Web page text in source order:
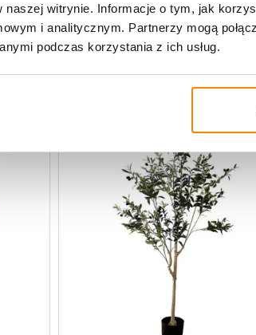
naszej witrynie. Informacje o tym, jak
i analitycznym. Partnerzy mogą
podczas korzystania z ich usług.
sztuczne